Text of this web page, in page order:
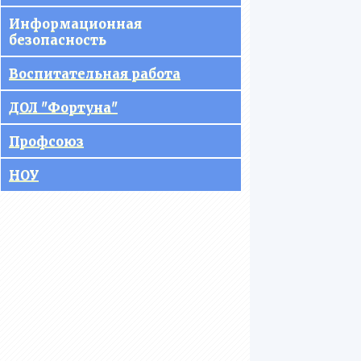
управления
образовательной
организацией
Документы
Образование
Руководство
Педагогический состав
Информационная
безопасность
Воспитательная работа
ДОЛ "Фортуна"
Профсоюз
НОУ